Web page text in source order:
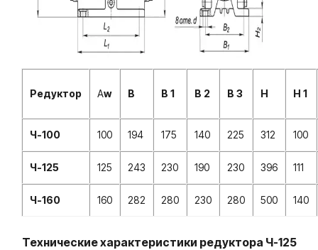
Редуктор Aw B B 1 B 2 B 3 H H 1
Ч-100 100 194 175 140 225 312 100
Ч-125 125 243 230 190 230 396 111
Ч-160 160 282 280 230 280 500 140
Технические характеристики редуктора Ч-125